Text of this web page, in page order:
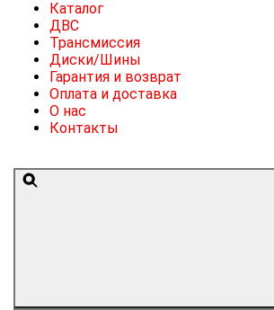
Каталог
ДВС
Трансмиссия
Диски/Шины
Гарантия и возврат
Оплата и доставка
О нас
Контакты